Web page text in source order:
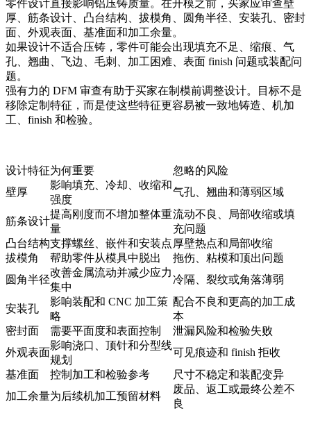
零件设计直接影响铝压铸质量。在开模之前，买家应审查壁
厚、筋条设计、凸台结构、拔模角、圆角半径、安装孔、密封
面、外观表面、基准面和加工余量。
如果设计不适合压铸，零件可能会出现填充不足、缩痕、气
孔、翘曲、飞边、毛刺、加工困难、表面 finish 问题或装配问
题。
强有力的 DFM 审查有助于买家在制模前调整设计。目标不是
移除定制特征，而是使这些特征更容易被一致地铸造、机加
工、finish 和检验。
设计特征为何重要
忽略的风险
壁厚
影响填充、冷却、收缩和
强度
气孔、翘曲和薄弱区域
筋条设计
提高刚度而不增加整体重
量
流动不良、局部收缩或填
充问题
凸台结构支撑螺丝、嵌件和安装点厚壁热点和局部收缩
拔模角
帮助零件从模具中脱出
拖伤、粘模和顶出问题
圆角半径
改善金属流动并减少应力
集中
冷隔、裂纹或角落薄弱
安装孔
影响装配和 CNC 加工策
略
配合不良和更高的加工成
本
密封面
需要平面度和表面控制
泄漏风险和检验失败
外观表面
影响浇口、顶针和分型线
规划
可见痕迹和 finish 拒收
基准面
控制加工和检验参考
尺寸不稳定和装配变异
加工余量为后续机加工预留材料
废品、返工或最终公差不
良